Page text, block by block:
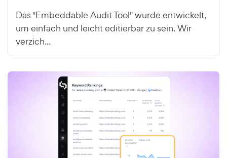
Das "Embeddable Audit Tool" wurde entwickelt,
um einfach und leicht editierbar zu sein. Wir
verzich...